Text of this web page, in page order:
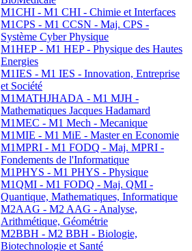
M1CHI - M1 CHI - Chimie et Interfaces
M1CPS - M1 CCSN - Maj. CPS -
Système Cyber Physique
M1HEP - M1 HEP - Physique des Hautes
Energies
M1IES - M1 IES - Innovation, Entreprise
et Société
M1MATHJHADA - M1 MJH -
Mathematiques Jacques Hadamard
M1MEC - M1 Mech - Mecanique
M1MIE - M1 MiE - Master en Economie
M1MPRI - M1 FODQ - Maj. MPRI -
Fondements de l'Informatique
M1PHYS - M1 PHYS - Physique
M1QMI - M1 FODQ - Maj. QMI -
Quantique, Mathematiques, Informatique
M2AAG - M2 AAG - Analyse,
Arithmétique, Géométrie
M2BBH - M2 BBH - Biologie,
Biotechnologie et Santé